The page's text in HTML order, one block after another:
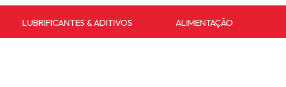
LUBRIFICANTES & ADITIVOS ALIMENTAÇÃO